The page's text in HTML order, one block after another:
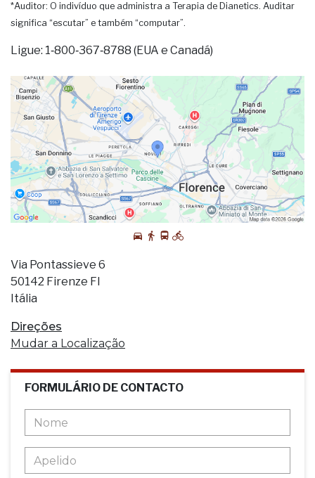
*Auditor: O indivíduo que administra a Terapia de Dianetics. Auditar
significa “escutar” e também “computar”.
Ligue: 1‑800‑367‑8788 (EUA e Canadá)
Via Pontassieve 6
50142 Firenze FI
Itália
Direções
Mudar a Localização
FORMULÁRIO DE CONTACTO